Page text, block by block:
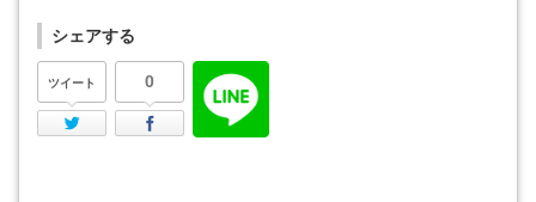
シェアする
ツイート
Twitter
0
Facebook